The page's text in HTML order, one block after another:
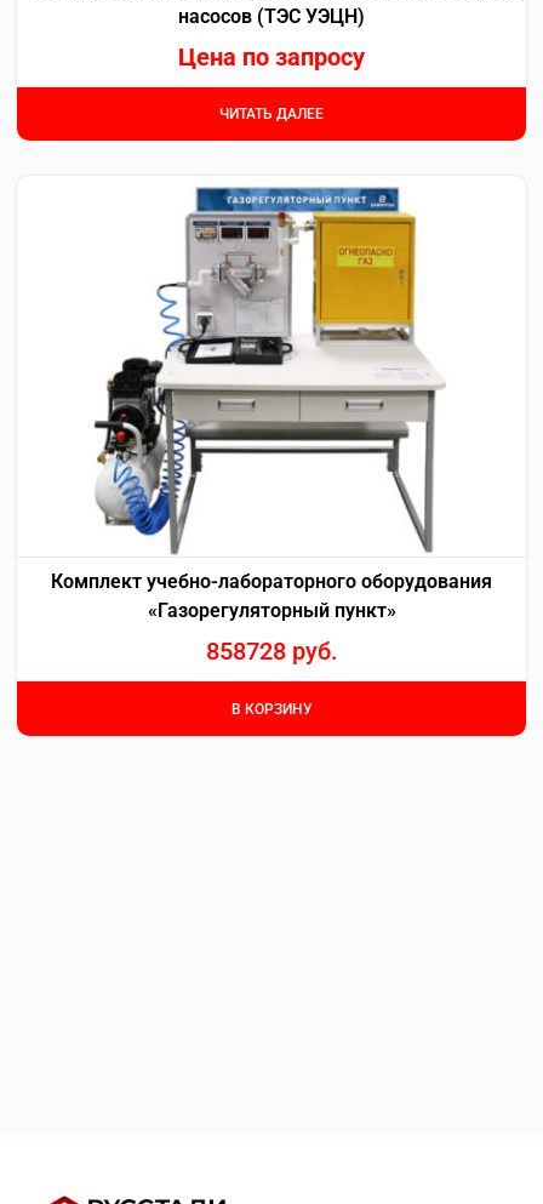
насосов (ТЭС УЭЦН)
Цена по запросу
ЧИТАТЬ ДАЛЕЕ
Комплект учебно-лабораторного оборудования
«Газорегуляторный пункт»
858728 руб.
В КОРЗИНУ